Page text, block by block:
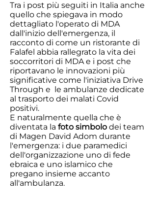
Tra i post più seguiti in Italia anche
quello che spiegava in modo
dettagliato l'operato di MDA
dall'inizio dell'emergenza, il
racconto di come un ristorante di
Falafel abbia rallegrato la vita dei
soccorritori di MDA e i post che
riportavano le innovazioni più
significative come l'iniziativa Drive
Through e le ambulanze dedicate
al trasporto dei malati Covid
positivi.
E naturalmente quella che è
diventata la foto simbolo dei team
di Magen David Adom durante
l'emergenza: i due paramedici
dell'organizzazione uno di fede
ebraica e uno islamico che
pregano insieme accanto
all'ambulanza.